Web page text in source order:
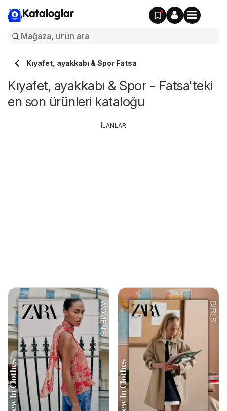
Kataloglar
Kıyafet, ayakkabı & Spor Fatsa
Kıyafet, ayakkabı & Spor - Fatsa'teki
en son ürünleri kataloğu
İLANLAR